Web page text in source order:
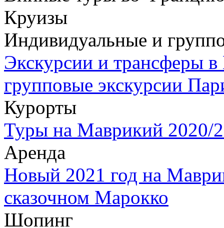
Круизы
Индивидуальные и
Экскурсии и трансферы
групповые экскурсии
Курорты
Туры на Маврикий 2020/
Аренда
Новый 2021 год на
сказочном Марокко
Шопинг